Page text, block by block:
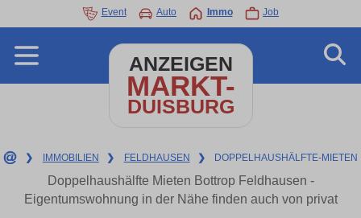
Event Auto Immo Job
ANZEIGEN
MARKT-
DUISBURG
❯ IMMOBILIEN ❯ FELDHAUSEN ❯ DOPPELHAUSHÄLFTE-MIETEN
Doppelhaushälfte Mieten Bottrop Feldhausen -
Eigentumswohnung in der Nähe finden auch von privat